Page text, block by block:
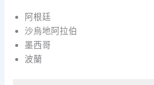
阿根廷
沙烏地阿拉伯
墨西哥
波蘭